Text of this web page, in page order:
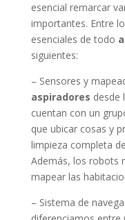
esencial remarcar
importantes. Entre
esenciales de todo
siguientes:
– Sensores y
aspiradores desde
cuentan con un
que ubicar cosas y
limpieza completa
Además, los robots
mapear las
– Sistema de